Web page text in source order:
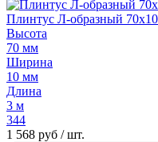
Плинтус Л-образный
Высота
70 мм
Ширина
10 мм
Длина
3 м
344
1 568 руб / шт.